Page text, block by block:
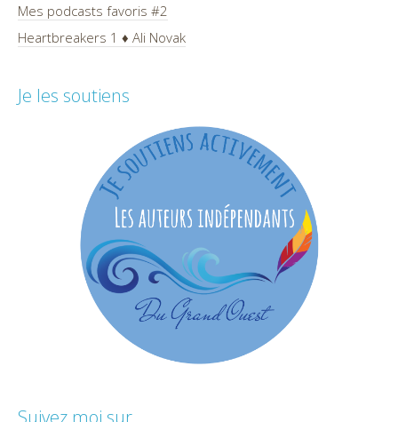
Mes podcasts favoris #2
Heartbreakers 1 ♦ Ali Novak
Je les soutiens